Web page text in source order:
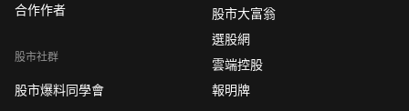
合作作者
股市社群
股市爆料同學會
股市大富翁
選股網
雲端控股
報明牌